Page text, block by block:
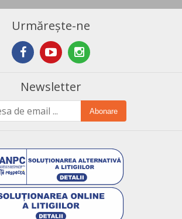
Urmărește-ne
Newsletter
Abonare